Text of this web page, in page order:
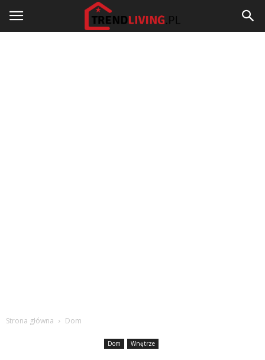
Strona główna Dom
Dom Wnętrze